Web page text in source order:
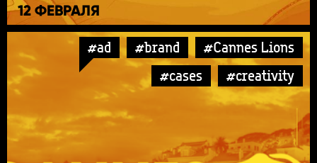
12 ФЕВРАЛЯ
#ad #brand
#Cannes Lions
#cases
#creativity